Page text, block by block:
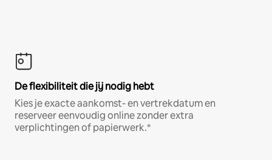
De flexibiliteit die jij nodig hebt
Kies je exacte aankomst- en vertrekdatum en
reserveer eenvoudig online zonder extra
verplichtingen of papierwerk.*